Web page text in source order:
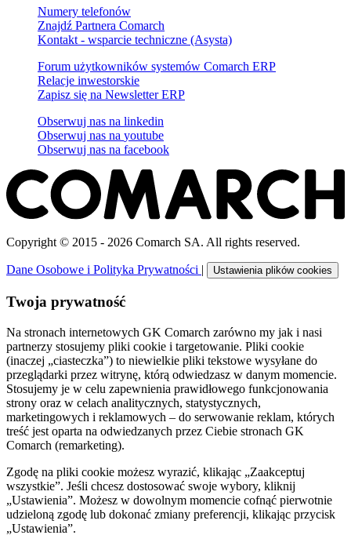
Numery telefonów
Znajdź Partnera Comarch
Kontakt - wsparcie techniczne (Asysta)
Forum użytkowników systemów Comarch ERP
Relacje inwestorskie
Zapisz się na Newsletter ERP
Obserwuj nas na linkedin
Obserwuj nas na youtube
Obserwuj nas na facebook
Copyright © 2015 - 2026 Comarch SA. All rights reserved.
Dane Osobowe i Polityka Prywatności | Ustawienia plików cookies
Twoja prywatność
Na stronach internetowych GK Comarch zarówno my jak i nasi
partnerzy stosujemy pliki cookie i targetowanie. Pliki cookie
(inaczej „ciasteczka”) to niewielkie pliki tekstowe wysyłane do
przeglądarki przez witrynę, którą odwiedzasz w danym momencie.
Stosujemy je w celu zapewnienia prawidłowego funkcjonowania
strony oraz w celach analitycznych, statystycznych,
marketingowych i reklamowych – do serwowanie reklam, których
treść jest oparta na odwiedzanych przez Ciebie stronach GK
Comarch (remarketing).
Zgodę na pliki cookie możesz wyrazić, klikając „Zaakceptuj
wszystkie”. Jeśli chcesz dostosować swoje wybory, kliknij
„Ustawienia”. Możesz w dowolnym momencie cofnąć pierwotnie
udzieloną zgodę lub dokonać zmiany preferencji, klikając przycisk
„Ustawienia”.